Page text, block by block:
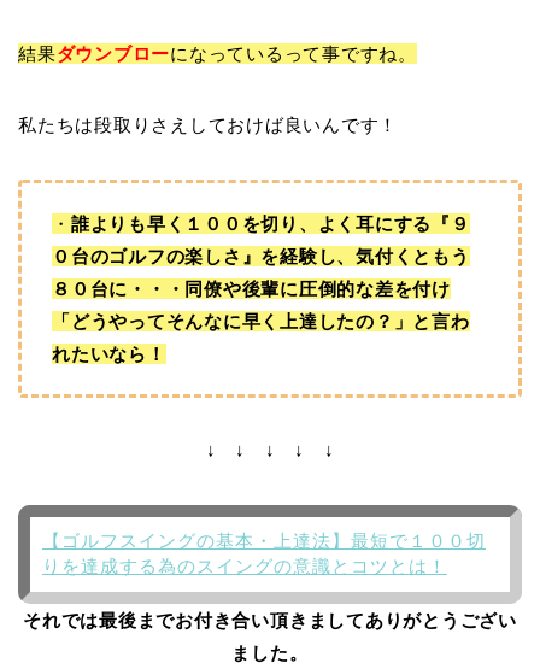
結果ダウンブローになっているって事ですね。
私たちは段取りさえしておけば良いんです！
・ 誰よりも早く１００を切り、よく耳にする『９
０台のゴルフの楽しさ』を経験し、気付くともう
８０台に・・・同僚や後輩に圧倒的な差を付け
「どうやってそんなに早く上達したの？」と言わ
れたいなら！
↓ ↓ ↓ ↓ ↓
【ゴルフスイングの基本・上達法】最短で１００切
りを達成する為のスイングの意識とコツとは！
それでは最後までお付き合い頂きましてありがとうござい
ました。